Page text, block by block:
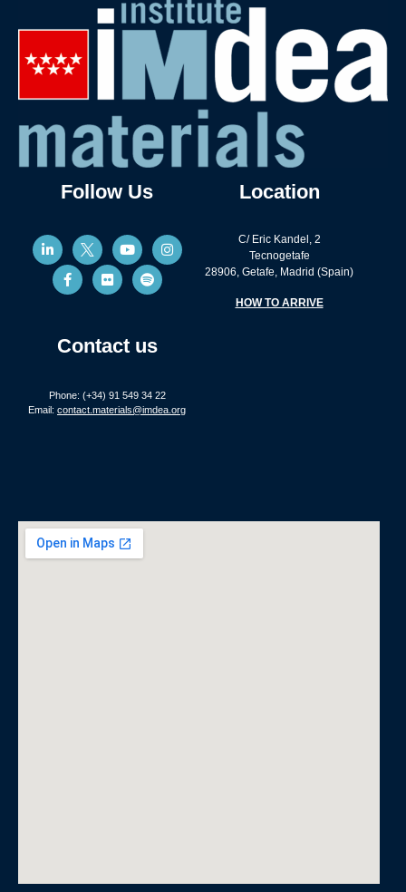
Follow Us
Contact us
Phone: (+34) 91 549 34 22
Email: contact.materials@imdea.org
Location
C/ Eric Kandel, 2
Tecnogetafe
28906, Getafe, Madrid (Spain)
HOW TO ARRIVE